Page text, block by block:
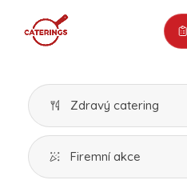
Zdravý catering
Firemní akce